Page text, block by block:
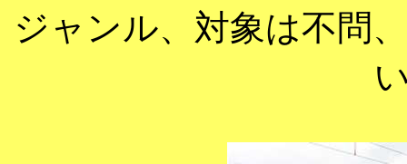
ジャンル、対象は不問